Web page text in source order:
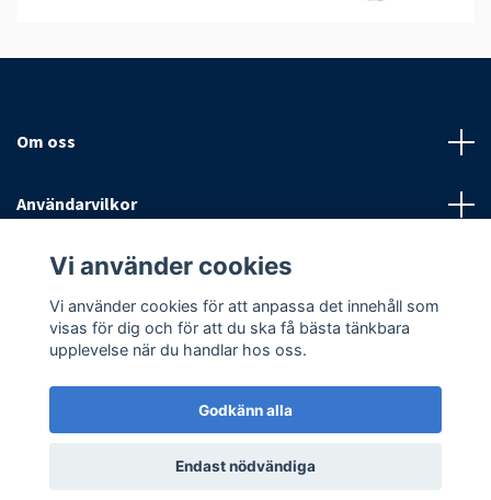
Om oss
Användarvilkor
Sociala medier
© 2026 Antispinn AB
Vi använder cookies
Vi använder cookies för att anpassa det innehåll som
visas för dig och för att du ska få bästa tänkbara
upplevelse när du handlar hos oss.
Godkänn alla
Endast nödvändiga